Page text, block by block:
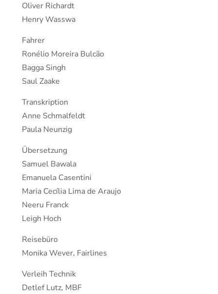
Oliver Richardt
Henry Wasswa
Fahrer
Ronélio Moreira Bulcão
Bagga Singh
Saul Zaake
Transkription
Anne Schmalfeldt
Paula Neunzig
Übersetzung
Samuel Bawala
Emanuela Casentini
Maria Cecília Lima de Araujo
Neeru Franck
Leigh Hoch
Reisebüro
Monika Wever, Fairlines
Verleih Technik
Detlef Lutz, MBF